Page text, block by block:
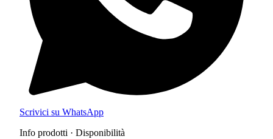
Scrivici su WhatsApp
Info prodotti · Disponibilità